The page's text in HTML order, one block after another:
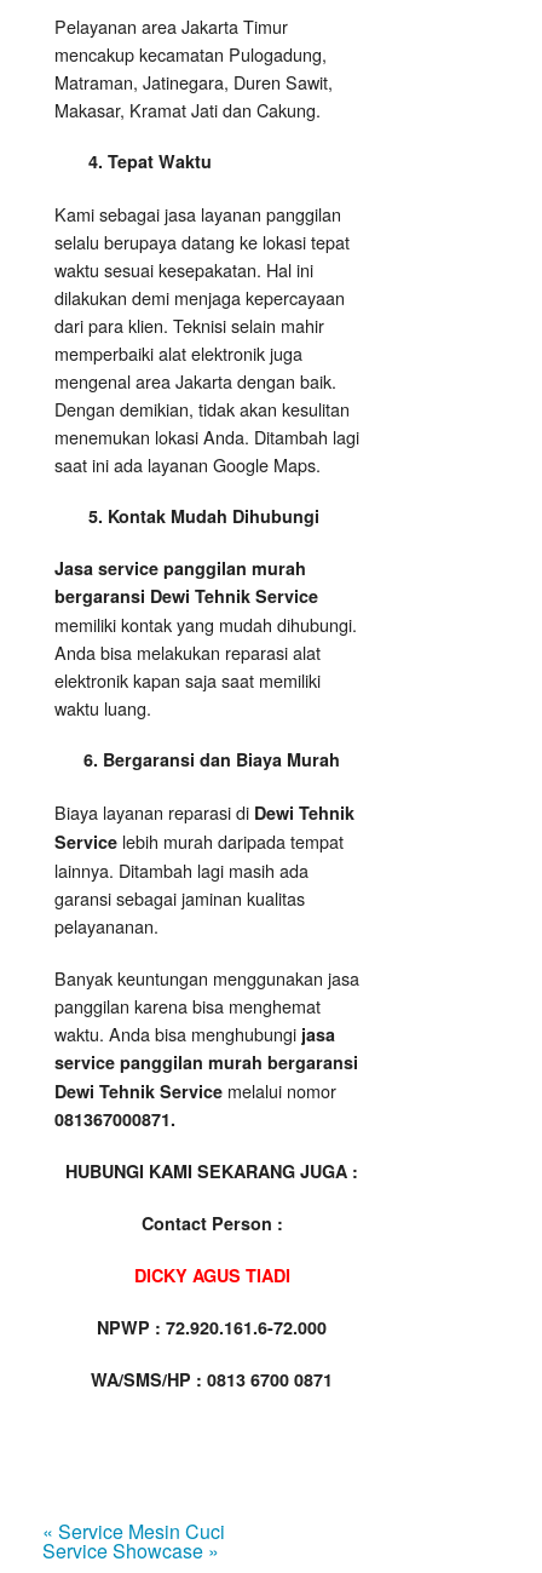
Pelayanan area Jakarta Timur
mencakup kecamatan Pulogadung,
Matraman, Jatinegara, Duren Sawit,
Makasar, Kramat Jati dan Cakung.
4. Tepat Waktu
Kami sebagai jasa layanan panggilan
selalu berupaya datang ke lokasi tepat
waktu sesuai kesepakatan. Hal ini
dilakukan demi menjaga kepercayaan
dari para klien. Teknisi selain mahir
memperbaiki alat elektronik juga
mengenal area Jakarta dengan baik.
Dengan demikian, tidak akan kesulitan
menemukan lokasi Anda. Ditambah lagi
saat ini ada layanan Google Maps.
5. Kontak Mudah Dihubungi
Jasa service panggilan murah
bergaransi Dewi Tehnik Service
memiliki kontak yang mudah dihubungi.
Anda bisa melakukan reparasi alat
elektronik kapan saja saat memiliki
waktu luang.
6. Bergaransi dan Biaya Murah
Biaya layanan reparasi di Dewi Tehnik
Service lebih murah daripada tempat
lainnya. Ditambah lagi masih ada
garansi sebagai jaminan kualitas
pelayananan.
Banyak keuntungan menggunakan jasa
panggilan karena bisa menghemat
waktu. Anda bisa menghubungi jasa
service panggilan murah bergaransi
Dewi Tehnik Service melalui nomor
081367000871.
HUBUNGI KAMI SEKARANG JUGA :
Contact Person :
DICKY AGUS TIADI
NPWP : 72.920.161.6-72.000
WA/SMS/HP : 0813 6700 0871
« Service Mesin Cuci
Service Showcase »